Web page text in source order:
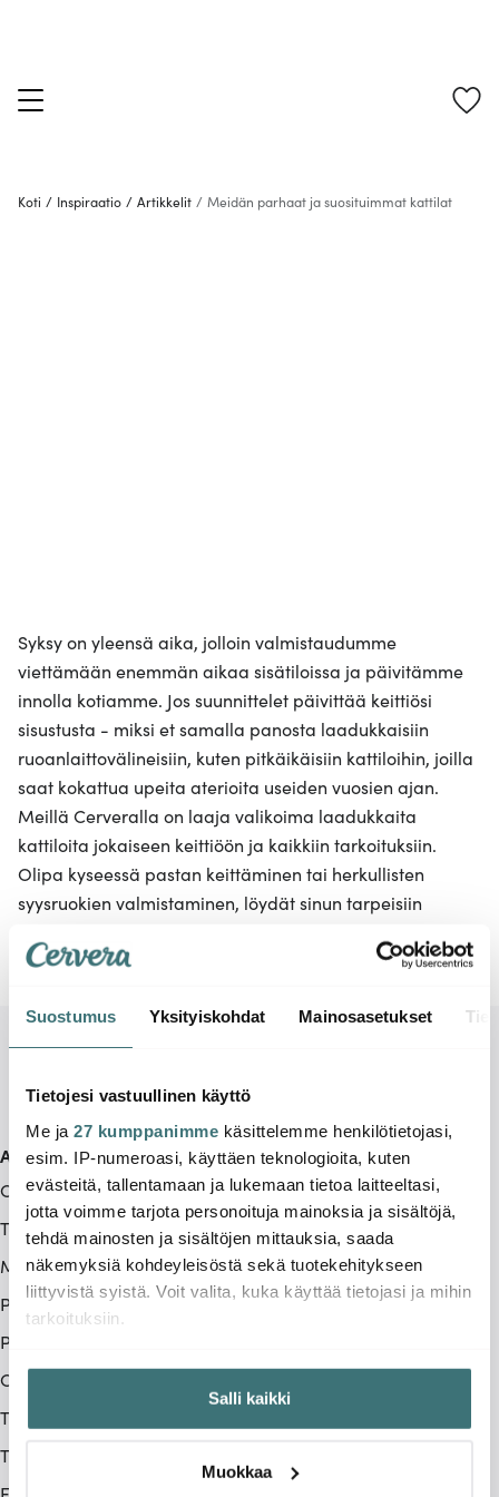
Suostumus Yksityiskohdat Mainosasetukset
Tietojesi vastuullinen käyttö
Me ja 27 kumppanimme käsittelemme henkilötietojasi,
esim. IP-numeroasi, käyttäen teknologioita, kuten
evästeitä, tallentamaan ja lukemaan tietoa laitteeltasi,
jotta voimme tarjota personoituja mainoksia ja sisältöjä,
tehdä mainosten ja sisältöjen mittauksia, saada
näkemyksiä kohdeyleisöstä sekä tuotekehitykseen
liittyvistä syistä. Voit valita, kuka käyttää tietojasi ja mihin
tarkoituksiin.
Jos sallit, haluamme myös tehdä seuraavia:
Kerätä tietoja maantieteellisestä sijainnistasi,
mahdollisesti muutaman metrin tarkkuudella
aktiivisesti (sormenjäljen muodostaminen)
Salli kaikki
Muokkaa
Koti / Inspiraatio / Artikkelit / Meidän parhaat ja suosituimmat kattilat
Syksy on yleensä aika, jolloin valmistaudumme
viettämään enemmän aikaa sisätiloissa ja päivitämme
innolla kotiamme. Jos suunnittelet päivittää keittiösi
sisustusta - miksi et samalla panosta laadukkaisiin
ruoanlaittovälineisiin, kuten pitkäikäisiin kattiloihin, joilla
saat kokattua upeita aterioita useiden vuosien ajan.
Meillä Cerveralla on laaja valikoima laadukkaita
kattiloita jokaiseen keittiöön ja kaikkiin tarkoituksiin.
Olipa kyseessä pastan keittäminen tai herkullisten
syysruokien valmistaminen, löydät sinun tarpeisiin
parasta kattilaa tällä hetkellä!
Asiakaspalvelu
Ota yhteyttä
Toimitustavat
Maksutavat
Peruuttamisoikeus
Palautus & reklamaatio
Ostoehdot
Tietoa meistä
Tietosuojakäytäntö